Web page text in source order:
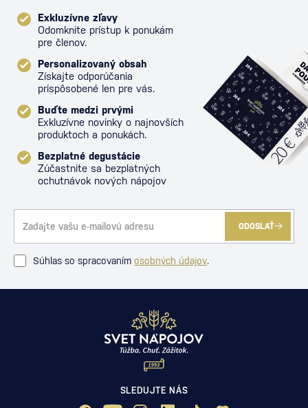
Exkluzívne zľavy
Odomknite prístup k ponukám
pre členov.
Personalizovaný obsah
Získajte odporúčania
prispôsobené len pre vás.
Buďte medzi prvými
Exkluzívne novinky o najnovších
produktoch a ponukách.
Bezplatné degustácie
Zúčastnite sa bezplatných
ochutnávok nových nápojov
ODOSLAŤ
Súhlas so spracovaním osobných údajov.
SLEDUJTE NÁS